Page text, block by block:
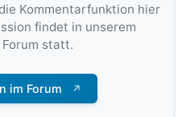
Kommentarfunktion hier
findet in unserem
statt.
im Forum ↗